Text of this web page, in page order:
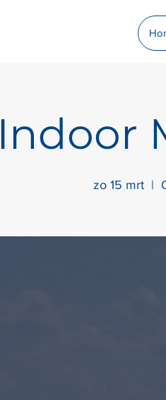
Indoor
zo 15 mrt
  |